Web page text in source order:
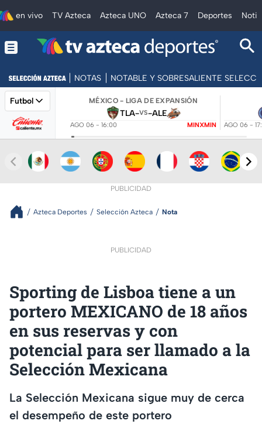
en vivo TV Azteca Azteca UNO Azteca 7 Deportes
NOTAS NOTABLE Y SOBRESALIENTE
Futbol MÉXICO - LIGA DE EXPANSIÓN
TLA-VS-ALE
AGO 06 - 16:00 MINXMIN AGO 06 -
PUBLICIDAD
Azteca Deportes Selección Azteca Nota
PUBLICIDAD
Sporting de Lisboa tiene a un
portero MEXICANO de 18 años
en sus reservas y con
potencial para ser llamado a la
Selección Mexicana
La Selección Mexicana sigue muy de cerca
el desempeño de este portero